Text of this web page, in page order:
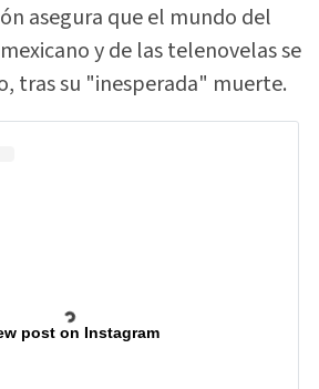
asegura que el mundo del
y de las telenovelas se
tras su "inesperada" muerte.
post on Instagram